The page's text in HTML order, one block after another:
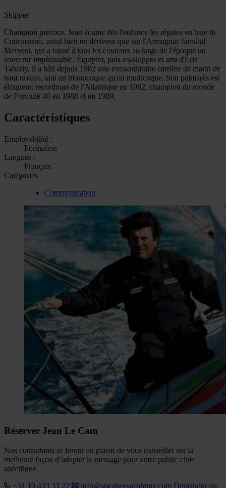
Skipper
Champion précoce, Jean écume dès l'enfance les régates en baie de
Concarneau, aussi bien en dériveur que sur l'Armagnac familial
Mervent, qui a laissé à tous les coureurs au large de l'époque un
souvenir impérissable. Équipier, puis co-skipper et ami d'Éric
Tabarly, il a bâti depuis 1982 une extraordinaire carrière de marin de
haut niveau, tant en monocoque qu'en multicoque. Son palmarès est
éloquent: recordman de l'Atlantique en 1982, champion du monde
de Formule 40 en 1988 et en 1989,
Caractéristiques
Employabilité :
Formation
Langues :
Français
Catégories
Communication
Réserver Jean Le Cam
Nos consultants se feront un plaisir de vous conseiller sur la
meilleure façon d’adapter le message pour votre public cible
spécifique.
+31 10 433 33 22
info@speakersacademy.com Demander un